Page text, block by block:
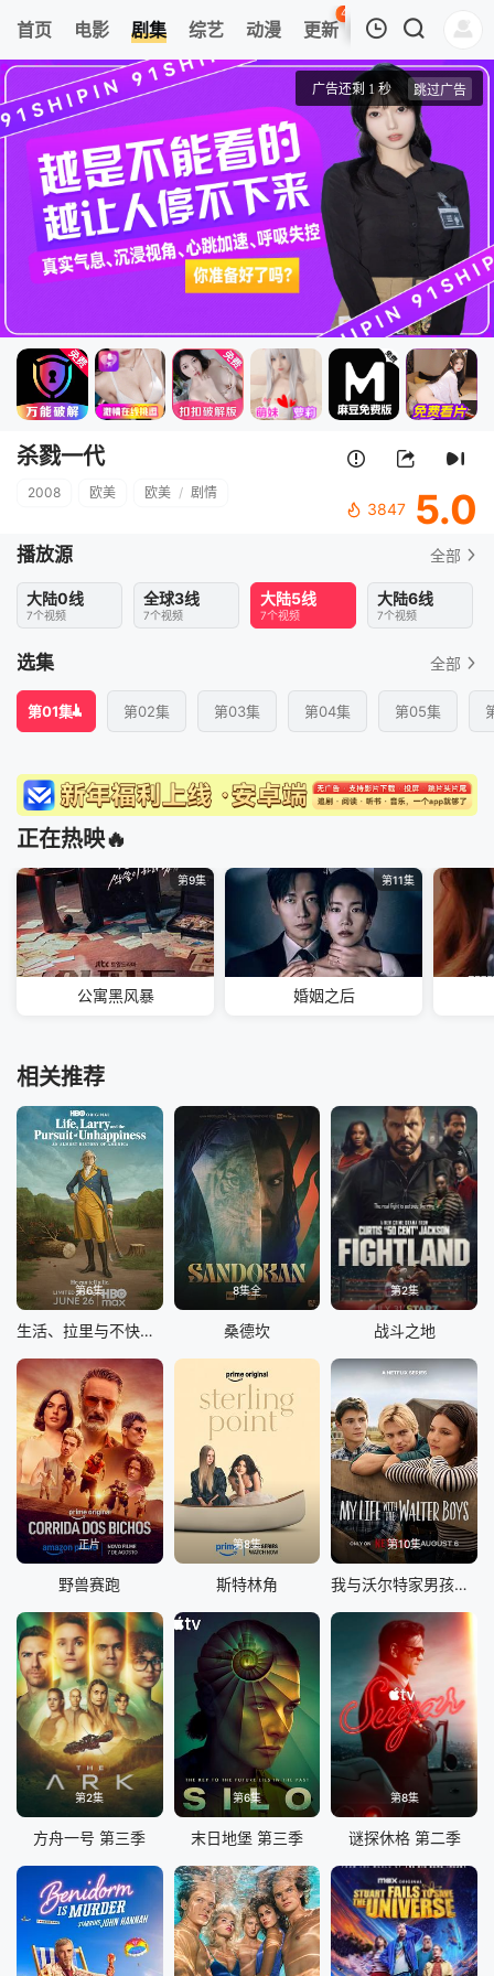
首页 电影 剧集 综艺 动漫 更新
44
热榜 APP
我的观影记录
第01集
杀戮一代
清空
杀戮一代
2008 欧美 欧美 / 剧情
3847 5.0
播放源 全部
大陆0线
7个视频
全球3线
7个视频
大陆5线
7个视频
大陆6线
7个视频
选集 全部
第01集 第02集 第03集 第04集 第05集
正在热映🔥
第9集
公寓黑风暴
第11集
婚姻之后
相关推荐
第6集
生活、拉里与不快乐的追求：一部美国史
8集全
桑德坎
第2集
战斗之地
正片
野兽赛跑
第8集
斯特林角
第10集
我与沃尔特家男孩的生活 第三季
第2集
方舟一号 第三季
第6集
末日地堡 第三季
第8集
谜探休格 第二季